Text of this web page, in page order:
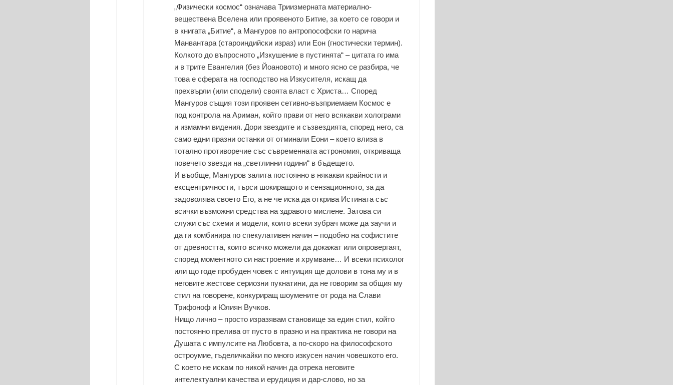
„Физически космос“ означава Триизмерната материално-
веществена Вселена или проявеното Битие, за което се говори и
в книгата „Битие“, а Мангуров по антропософски го нарича
Манвантара (староиндийски израз) или Еон (гностически термин).
Колкото до въпросното „Изкушение в пустинята“ – цитата го има
и в трите Евангелия (без Йоановото) и много ясно се разбира, че
това е сферата на господство на Изкусителя, искащ да
прехвърли (или сподели) своята власт с Христа… Според
Мангуров същия този проявен сетивно-възприемаем Космос е
под контрола на Ариман, който прави от него всякакви холограми
и измамни видения. Дори звездите и съзвездията, според него, са
само едни празни останки от отминали Еони – което влиза в
тотално противоречие със съвременната астрономия, откриваща
повечето звезди на „светлинни години“ в бъдещето.
И въобще, Мангуров залита постоянно в някакви крайности и
ексцентричности, търси шокиращото и сензационното, за да
задоволява своето Его, а не че иска да открива Истината със
всички възможни средства на здравото мислене. Затова си
служи със схеми и модели, които всеки зубрач може да заучи и
да ги комбинира по спекулативен начин – подобно на софистите
от древността, които всичко можели да докажат или опровергаят,
според моментното си настроение и хрумване… И всеки психолог
или що годе пробуден човек с интуиция ще долови в тона му и в
неговите жестове сериозни пукнатини, да не говорим за общия му
стил на говорене, конкуриращ шоумените от рода на Слави
Трифоноф и Юлиян Вучков.
Нищо лично – просто изразявам становище за един стил, който
постоянно прелива от пусто в празно и на практика не говори на
Душата с импулсите на Любовта, а по-скоро на философското
остроумие, гъделичкайки по много изкусен начин човешкото его.
С което не искам по никой начин да отрека неговите
интелектуални качества и ерудиция и дар-слово, но за